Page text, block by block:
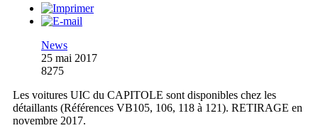
News
25 mai 2017
8275
Les voitures UIC du CAPITOLE sont disponibles chez les
détaillants (Références VB105, 106, 118 à 121). RETIRAGE en
novembre 2017.